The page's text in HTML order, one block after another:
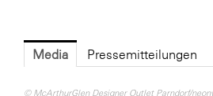
LAT Nitrogen
Media Pressemitteilungen
© McArthurGlen Designer Outlet Parndorf/